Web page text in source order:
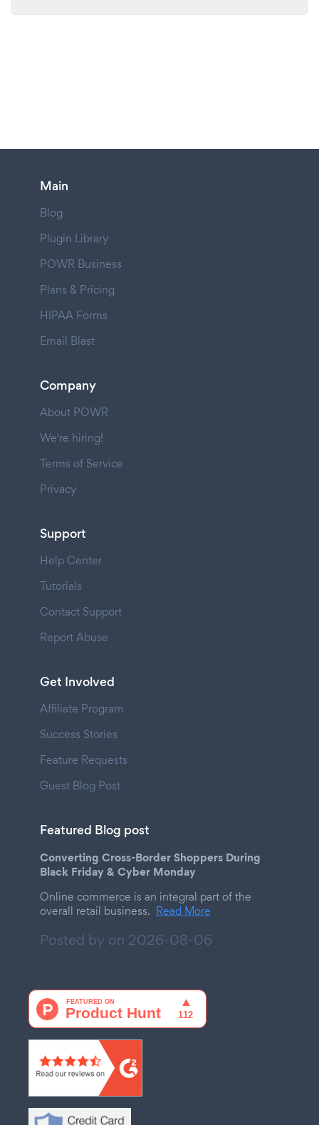
Main
Blog
Plugin Library
POWR Business
Plans & Pricing
HIPAA Forms
Email Blast
Company
About POWR
We're hiring!
Terms of Service
Privacy
Support
Help Center
Tutorials
Contact Support
Report Abuse
Get Involved
Affiliate Program
Success Stories
Feature Requests
Guest Blog Post
Featured Blog post
Converting Cross-Border Shoppers During
Black Friday & Cyber Monday
Online commerce is an integral part of the
overall retail business. Read More
Posted by on 2026-08-06